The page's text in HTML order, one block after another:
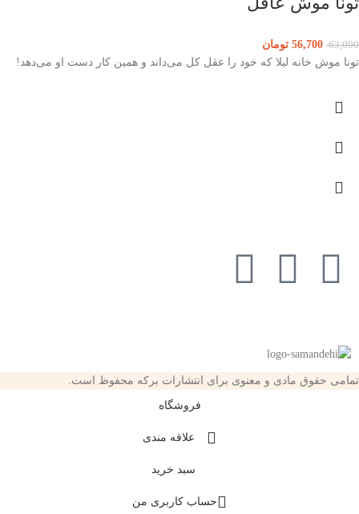
63,000
56,700 تومان
تونا موش خانه لیلا که خود را عقل کل می‌داند و همین کار دست او می‌دهد!
تمامی حقوق مادی و معنوی برای انتشارات برکه محفوظ است.
فروشگاه
علاقه مندی
سبد خرید
حساب کاربری من